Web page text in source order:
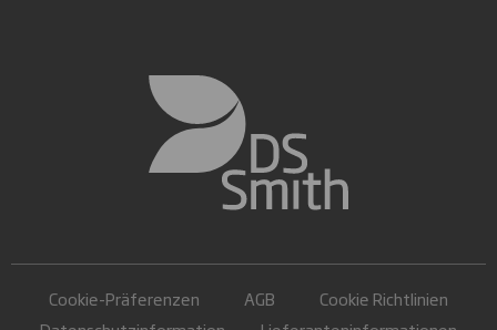
Cookie-Präferenzen AGB
Cookie Richtlinien